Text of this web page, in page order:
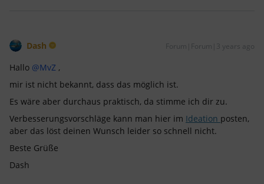
Dash Forum|Forum|3 years ago
Hallo @MvZ ,
mir ist nicht bekannt, dass das möglich ist.
Es wäre aber durchaus praktisch, da stimme ich dir zu.
Verbesserungsvorschläge kann man hier im Ideation posten,
aber das löst deinen Wunsch leider so schnell nicht.
Beste Grüße
Dash